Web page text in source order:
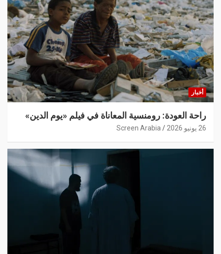
أخبار
راحة العودة: رومنسية المعاناة في فيلم «يوم الدين»
26 يونيو 2026 Screen Arabia